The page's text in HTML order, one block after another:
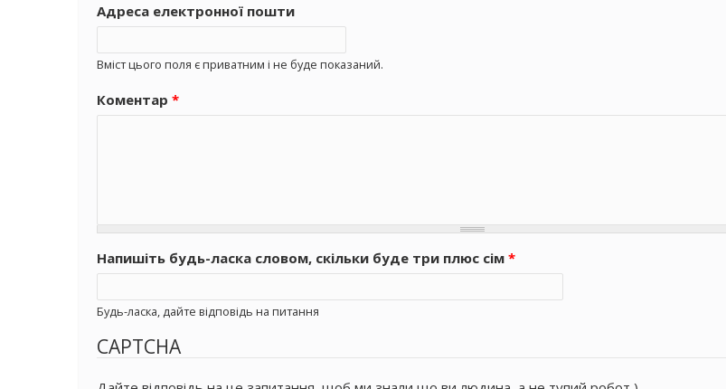
Адреса електронної пошти
Вміст цього поля є приватним і не буде показаний.
Коментар *
Напишіть будь-ласка словом, скільки буде три плюс сім *
Будь-ласка, дайте відповідь на питання
CAPTCHA